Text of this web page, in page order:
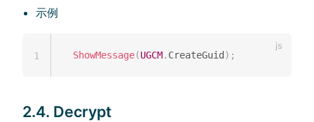
示例
ShowMessage(UGCM. CreateGuid) ;
1
2.4. Decrypt